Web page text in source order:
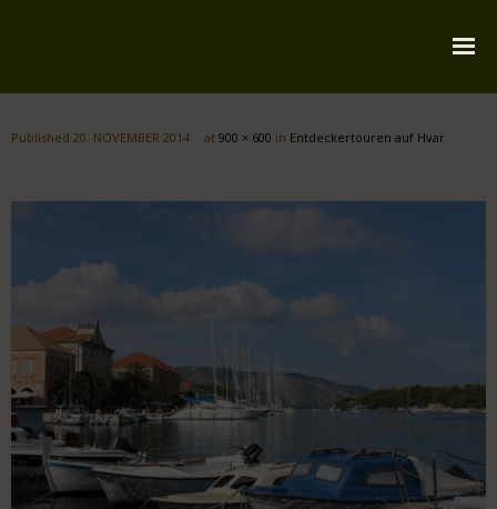
Impressum
Datenschutz
Published 20. NOVEMBER 2014 at 900 × 600 in Entdeckertouren auf Hvar